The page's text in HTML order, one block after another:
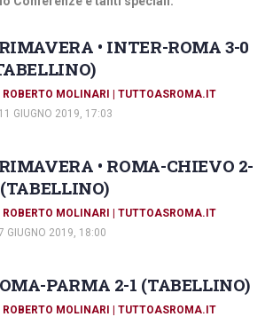
• INTER-ROMA 3-0
ROBERTO MOLINARI | TUTTOASROMA.IT
11 GIUGNO 2019, 17:03
• ROMA-CHIEVO 2-
ROBERTO MOLINARI | TUTTOASROMA.IT
GIUGNO 2019, 18:00
PARMA 2-1 (TABELLINO)
ROBERTO MOLINARI | TUTTOASROMA.IT